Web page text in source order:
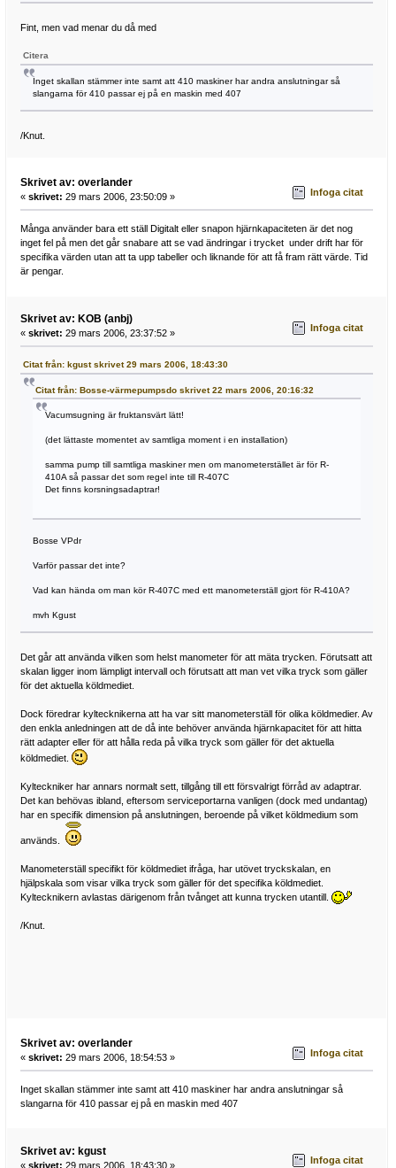
Fint, men vad menar du då med
Citera
Inget skallan stämmer inte samt att 410 maskiner har andra anslutningar så
slangarna för 410 passar ej på en maskin med 407
/Knut.
Skrivet av: overlander
« skrivet: 29 mars 2006, 23:50:09 » Infoga citat
Många använder bara ett ställ Digitalt eller snapon hjärnkapaciteten är det nog
inget fel på men det går snabare att se vad ändringar i trycket under drift har för
specifika värden utan att ta upp tabeller och liknande för att få fram rätt värde. Tid
är pengar.
Skrivet av: KOB (anbj)
« skrivet: 29 mars 2006, 23:37:52 » Infoga citat
Citat från: kgust skrivet 29 mars 2006, 18:43:30
Citat från: Bosse-värmepumpsdo skrivet 22 mars 2006, 20:16:32
Vacumsugning är fruktansvärt lätt!
(det lättaste momentet av samtliga moment i en installation)
samma pump till samtliga maskiner men om manometerstället är för R-
410A så passar det som regel inte till R-407C
Det finns korsningsadaptrar!
Bosse VPdr
Varför passar det inte?
Vad kan hända om man kör R-407C med ett manometerställ gjort för R-410A?
mvh Kgust
Det går att använda vilken som helst manometer för att mäta trycken. Förutsatt att
skalan ligger inom lämpligt intervall och förutsatt att man vet vilka tryck som gäller
för det aktuella köldmediet.
Dock föredrar kyltecknikerna att ha var sitt manometerställ för olika köldmedier. Av
den enkla anledningen att de då inte behöver använda hjärnkapacitet för att hitta
rätt adapter eller för att hålla reda på vilka tryck som gäller för det aktuella
köldmediet.
Kylteckniker har annars normalt sett, tillgång till ett försvalrigt förråd av adaptrar.
Det kan behövas ibland, eftersom serviceportarna vanligen (dock med undantag)
har en specifik dimension på anslutningen, beroende på vilket köldmedium som
används.
Manometerställ specifikt för köldmediet ifråga, har utövet tryckskalan, en
hjälpskala som visar vilka tryck som gäller för det specifika köldmediet.
Kyltecknikern avlastas därigenom från tvånget att kunna trycken utantill.
/Knut.
Skrivet av: overlander
« skrivet: 29 mars 2006, 18:54:53 » Infoga citat
Inget skallan stämmer inte samt att 410 maskiner har andra anslutningar så
slangarna för 410 passar ej på en maskin med 407
Skrivet av: kgust
« skrivet: 29 mars 2006, 18:43:30 » Infoga citat